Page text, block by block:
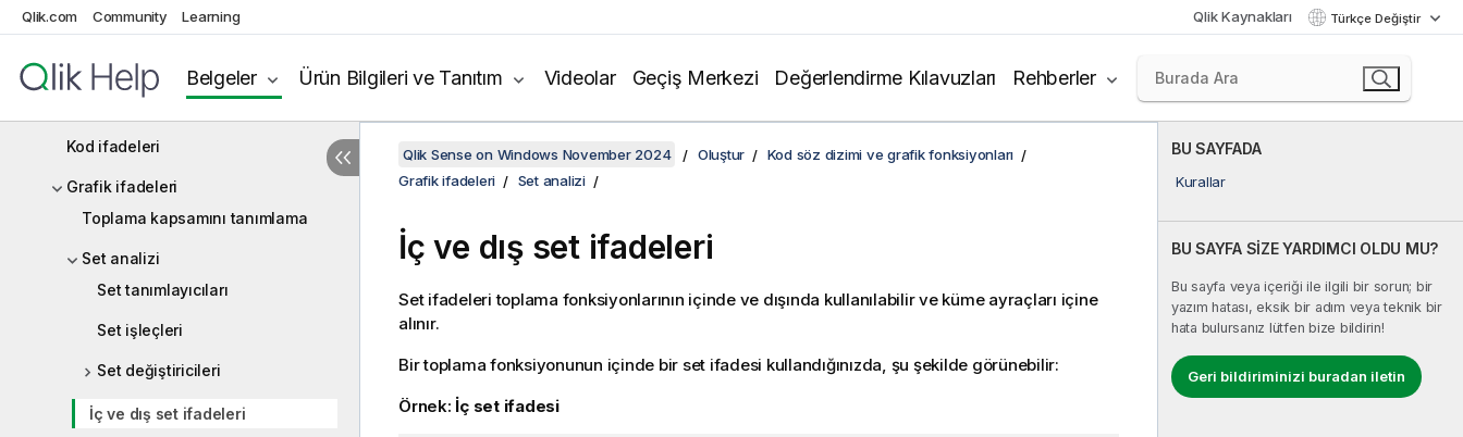
Qlik.com Community Learning Qlik Kaynakları Türkçe Değiştir
Belgeler Ürün Bilgileri ve Tanıtım Videolar Geçiş Merkezi Değerlendirme Kılavuzları Rehberler
Veri yükleme düzenleyicisinde
Kod ifadeleri
Grafik ifadeleri
Toplama kapsamını tanımlama
Set analizi
Set tanımlayıcıları
Set işleçleri
Set değiştiricileri
İç ve dış set ifadeleri
BU SAYFADA
Kurallar
BU SAYFA SİZE YARDIMCI OLDU MU?
Bu sayfa veya içeriği ile ilgili bir sorun; bir
yazım hatası, eksik bir adım veya teknik bir
hata bulursanız lütfen bize bildirin!
Geri bildiriminizi buradan iletin
Qlik Sense on Windows November 2024 Oluştur
Kod söz dizimi ve grafik fonksiyonları
Grafik ifadeleri
Set analizi
İç ve dış set ifadeleri
Set ifadeleri toplama fonksiyonlarının içinde ve dışında kullanılabilir ve küme ayraçları içine
alınır.
Bir toplama fonksiyonunun içinde bir set ifadesi kullandığınızda, şu şekilde görünebilir:
Örnek: İç set ifadesi